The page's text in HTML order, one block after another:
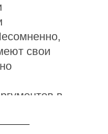
свои
в
их